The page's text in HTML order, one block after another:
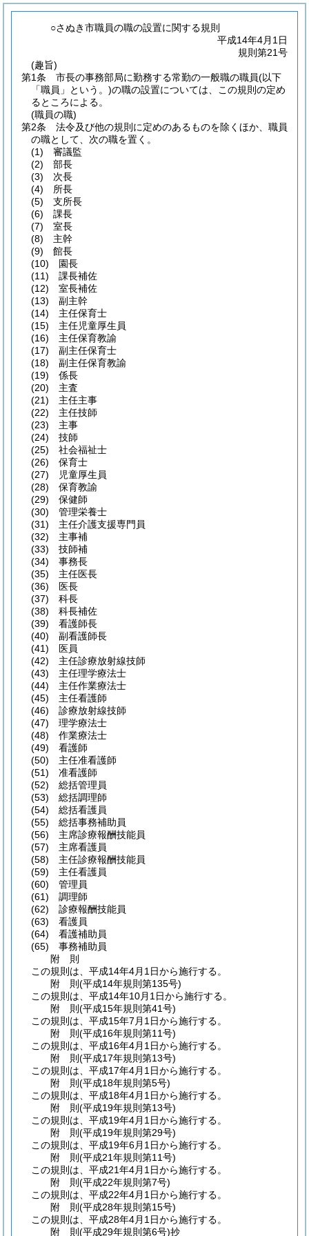
○さぬき市職員の職の設置に関する規則
平成14年4月1日
規則第21号
(趣旨)
第1条
市長の事務部局に勤務する常勤の一般職の職員(以下
「職員」という。)の職の設置については、この規則の定め
るところによる。
(職員の職)
第2条
法令及び他の規則に定めのあるものを除くほか、職員
の職として、次の職を置く。
(1)
審議監
(2)
部長
(3)
次長
(4)
所長
(5)
支所長
(6)
課長
(7)
室長
(8)
主幹
(9)
館長
(10)
園長
(11)
課長補佐
(12)
室長補佐
(13)
副主幹
(14)
主任保育士
(15)
主任児童厚生員
(16)
主任保育教諭
(17)
副主任保育士
(18)
副主任保育教諭
(19)
係長
(20)
主査
(21)
主任主事
(22)
主任技師
(23)
主事
(24)
技師
(25)
社会福祉士
(26)
保育士
(27)
児童厚生員
(28)
保育教諭
(29)
保健師
(30)
管理栄養士
(31)
主任介護支援専門員
(32)
主事補
(33)
技師補
(34)
事務長
(35)
主任医長
(36)
医長
(37)
科長
(38)
科長補佐
(39)
看護師長
(40)
副看護師長
(41)
医員
(42)
主任診療放射線技師
(43)
主任理学療法士
(44)
主任作業療法士
(45)
主任看護師
(46)
診療放射線技師
(47)
理学療法士
(48)
作業療法士
(49)
看護師
(50)
主任准看護師
(51)
准看護師
(52)
総括管理員
(53)
総括調理師
(54)
総括看護員
(55)
総括事務補助員
(56)
主席診療報酬技能員
(57)
主席看護員
(58)
主任診療報酬技能員
(59)
主任看護員
(60)
管理員
(61)
調理師
(62)
診療報酬技能員
(63)
看護員
(64)
看護補助員
(65)
事務補助員
附 則
この規則は、平成14年4月1日から施行する。
附 則(平成14年規則第135号)
この規則は、平成14年10月1日から施行する。
附 則(平成15年規則第41号)
この規則は、平成15年7月1日から施行する。
附 則(平成16年規則第11号)
この規則は、平成16年4月1日から施行する。
附 則(平成17年規則第13号)
この規則は、平成17年4月1日から施行する。
附 則(平成18年規則第5号)
この規則は、平成18年4月1日から施行する。
附 則(平成19年規則第13号)
この規則は、平成19年4月1日から施行する。
附 則(平成19年規則第29号)
この規則は、平成19年6月1日から施行する。
附 則(平成21年規則第11号)
この規則は、平成21年4月1日から施行する。
附 則(平成22年規則第7号)
この規則は、平成22年4月1日から施行する。
附 則(平成28年規則第15号)
この規則は、平成28年4月1日から施行する。
附 則(平成29年規則第6号)抄